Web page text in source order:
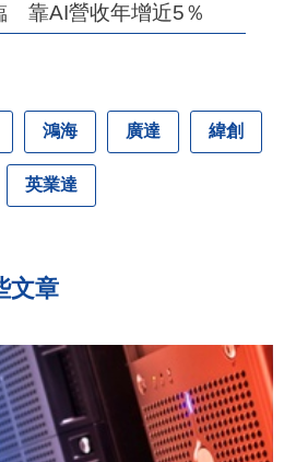
靠AI營收年增近5％
鴻海 廣達 緯創
英業達
文章